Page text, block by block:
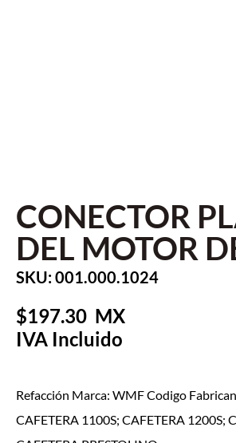
CONECTOR
DEL MOTOR
SKU: 001.000.1024
197.30
Refacción Marca: WMF Codigo
CAFETERA 1100S; CAFETERA 1200S;